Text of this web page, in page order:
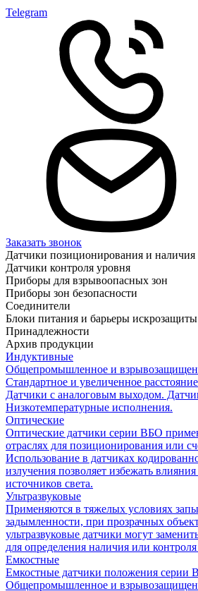
Telegram
Заказать звонок
Датчики позиционирования и наличия
Датчики контроля уровня
Приборы для взрывоопасных зон
Приборы зон безопасности
Соединители
Блоки питания и барьеры искрозащиты
Принадлежности
Архив продукции
Индуктивные
Общепромышленное и
Стандартное и увеличенное
Датчики с аналоговым выходом.
Низкотемпературные исполнения.
Оптические
Оптические датчики серии ВБО
отраслях для позиционирования или
Использование в датчиках
излучения позволяет избежать
источников света.
Ультразвуковые
Применяются в тяжелых условиях
задымленности, при прозрачных
ультразвуковые датчики могут
для определения наличия или
Емкостные
Емкостные датчики положения серии
Общепромышленное и